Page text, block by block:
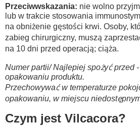
Przeciwwskazania: nie wolno
lub w trakcie stosowania
na obniżenie gęstości krwi. Osoby,
zabieg chirurgiczny, muszą
na 10 dni przed operacją; ciąża.
Numer partii/ Najlepiej spożyć przed
opakowaniu produktu.
Przechowywać w temperaturze
opakowaniu, w miejscu
Czym jest Vilcacora?